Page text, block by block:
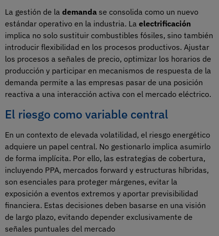
La gestión de la demanda se consolida como un nuevo
estándar operativo en la industria. La electrificación
implica no solo sustituir combustibles fósiles, sino también
introducir flexibilidad en los procesos productivos. Ajustar
los procesos a señales de precio, optimizar los horarios de
producción y participar en mecanismos de respuesta de la
demanda permite a las empresas pasar de una posición
reactiva a una interacción activa con el mercado eléctrico.
El riesgo como variable central
En un contexto de elevada volatilidad, el riesgo energético
adquiere un papel central. No gestionarlo implica asumirlo
de forma implícita. Por ello, las estrategias de cobertura,
incluyendo PPA, mercados forward y estructuras híbridas,
son esenciales para proteger márgenes, evitar la
exposición a eventos extremos y aportar previsibilidad
financiera. Estas decisiones deben basarse en una visión
de largo plazo, evitando depender exclusivamente de
señales puntuales del mercado